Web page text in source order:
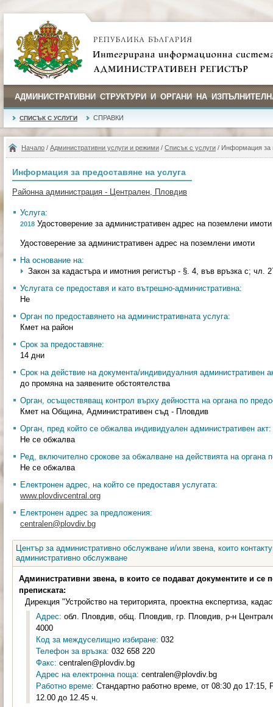
АДМИНИСТРАТИВНИ СТРУКТУРИ И ОРГАНИ НА
СПИСЪК С УСЛУГИ СПРАВКИ
Начало / Административни услуги и режими / Списък с услуги / Информация за
Информация за предоставяне на услуга
Районна администрация - Централен, Пловдив
Услуга:
2018 Удостоверение за административен адрес на поземлени имоти
Удостоверение за административен адрес на поземлени имоти
На основание на:
Закон за кадастъра и имотния регистър - §. 4, във връзка с; чл.
Услугата се предоставя и като вътрешно-административна:
Не
Орган по предоставянето на административната услуга:
Кмет на район
Срок за предоставяне:
14 дни
Срок на действие на документа/индивидуалния административен
до промяна на заявените обстоятелства
Орган, осъществяващ контрол върху дейността на органа по
Кмет на Община, Административен съд - Пловдив
Орган, пред който се обжалва индивидуален административен акт:
Не се обжалва
Ред, включително срокове за обжалване на действията на органа
Не се обжалва
Електронен адрес, на който се предоставя услугата:
www.plovdivcentral.org
Електронен адрес за предложения:
centralen@plovdiv.bg
Център за административно обслужване и/или звена, които
административно обслужване
Административни звена, в които се подават документите и се
преписката:
Дирекция "Устройство на територията, проектна експертиза,
Адрес: обл. Пловдив, общ. Пловдив, гр. Пловдив, р-н
4000
Код за междуселищно избиране: 032
Телефон за връзка: 032 658 220
Факс: centralen@plovdiv.bg
Адрес на електронна поща: centralen@plovdiv.bg
Работно време: Стандартно работно време, от 08:30 до 17:15,
12.00 до 12.45 ч.